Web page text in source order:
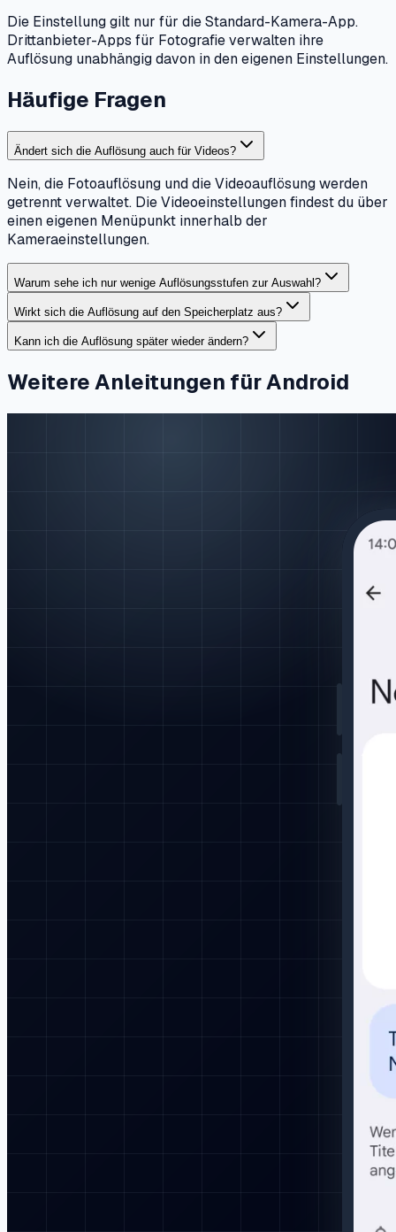
Die Einstellung gilt nur für die Standard-Kamera-App.
Drittanbieter-Apps für Fotografie verwalten ihre
Auflösung unabhängig davon in den eigenen Einstellungen.
Häufige Fragen
Ändert sich die Auflösung auch für Videos?
Nein, die Fotoauflösung und die Videoauflösung werden
getrennt verwaltet. Die Videoeinstellungen findest du über
einen eigenen Menüpunkt innerhalb der
Kameraeinstellungen.
Warum sehe ich nur wenige Auflösungsstufen zur Auswahl?
Wirkt sich die Auflösung auf den Speicherplatz aus?
Kann ich die Auflösung später wieder ändern?
Weitere Anleitungen für Android